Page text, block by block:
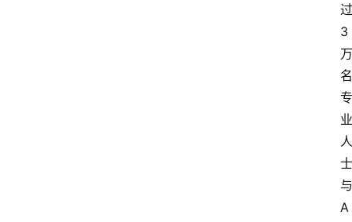
过
3
万
名
专
业
人
士
与
A